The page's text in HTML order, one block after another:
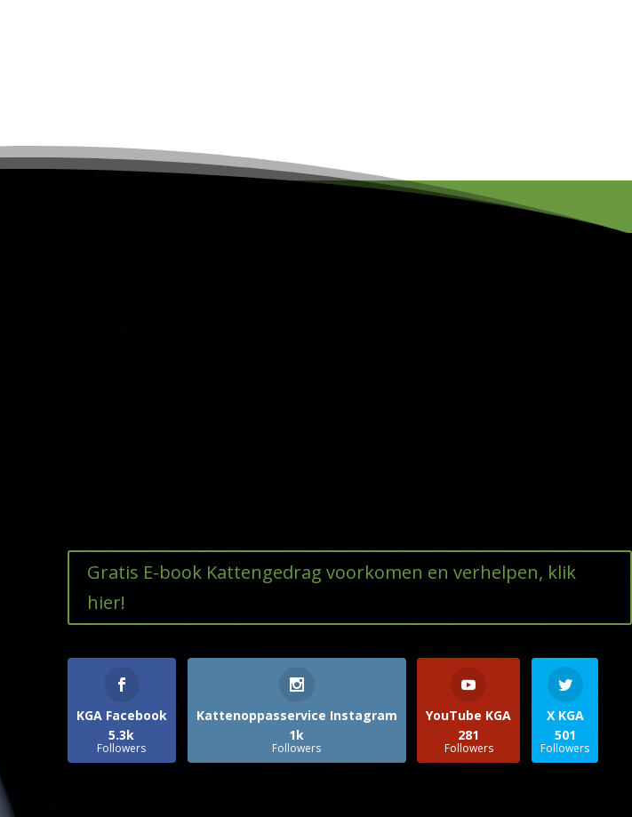
Gratis E-book Kattengedrag voorkomen en verhelpen, klik
hier!
KGA Facebook
5.3k
Followers
Kattenoppasservice Instagram
1k
Followers
YouTube KGA
281
Followers
X KGA
501
Followers